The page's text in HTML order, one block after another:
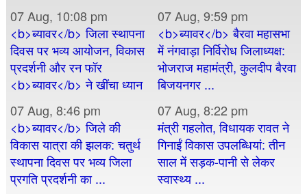
07 Aug, 10:08 pm
<b>ब्यावर</b> जिला स्थापना
दिवस पर भव्य आयोजन, विकास
प्रदर्शनी और रन फॉर
<b>ब्यावर</b> ने खींचा ध्यान
07 Aug, 9:59 pm
<b>ब्यावर</b> बैरवा महासभा
में नंगवाड़ा निर्विरोध जिलाध्यक्ष:
भोजराज महामंत्री, कुलदीप बैरवा
बिजयनगर ...
07 Aug, 8:46 pm
<b>ब्यावर</b> जिले की
विकास यात्रा की झलक: चतुर्थ
स्थापना दिवस पर भव्य जिला
प्रगति प्रदर्शनी का ...
07 Aug, 8:22 pm
मंत्री गहलोत, विधायक रावत ने
गिनाईं विकास उपलब्धियां: तीन
साल में सड़क-पानी से लेकर
स्वास्थ्य ...